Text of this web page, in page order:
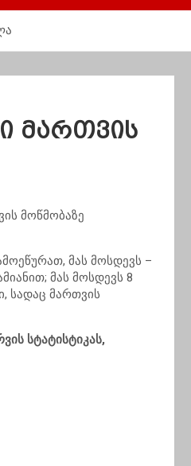
მართვის
მოწმობაზე
მას მოსდევს –
მას მოსდევს 8
სადაც მართვის
სტატისტიკას,